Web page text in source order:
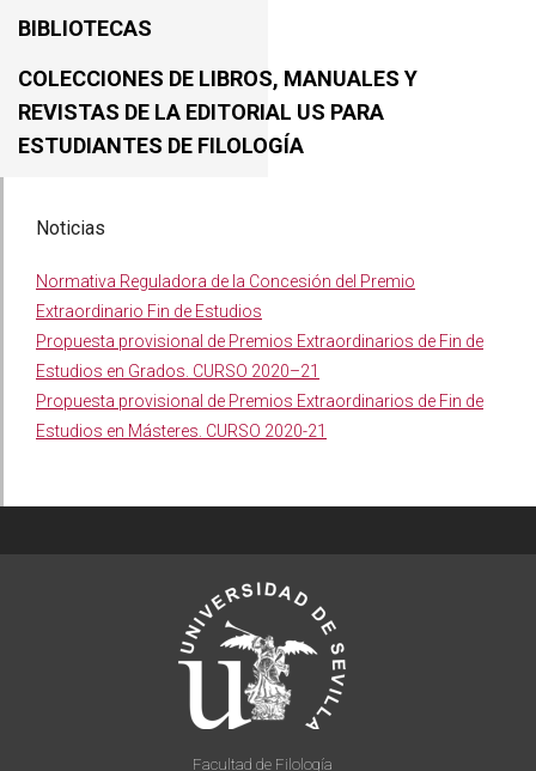
BIBLIOTECAS
COLECCIONES DE LIBROS, MANUALES Y
REVISTAS DE LA EDITORIAL US PARA
ESTUDIANTES DE FILOLOGÍA
Noticias
Normativa Reguladora de la Concesión del Premio
Extraordinario Fin de Estudios
Propuesta provisional de Premios Extraordinarios de Fin de
Estudios en Grados. CURSO 2020–21
Propuesta provisional de Premios Extraordinarios de Fin de
Estudios en Másteres. CURSO 2020-21
Facultad de Filología